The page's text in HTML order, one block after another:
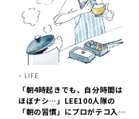
LIFE
「朝4時起きでも、自分時間は
ほぼナシ…」LEE100人隊の
「朝の習慣」にプロがテコ入れ